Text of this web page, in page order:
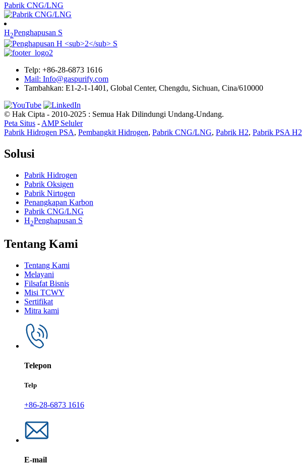
Pabrik CNG/LNG
H2Penghapusan S
Telp: +86-28-6873 1616
Mail: Info@gaspurify.com
Tambahkan: E1-2-1-1401, Global Center, Chengdu, Sichuan, Cina/610000
© Hak Cipta - 2010-2025 : Semua Hak Dilindungi Undang-Undang.
Peta Situs - AMP Seluler
Pabrik Hidrogen PSA, Pembangkit Hidrogen, Pabrik CNG/LNG, Pabrik H2, Pabrik PSA H2
Solusi
Pabrik Hidrogen
Pabrik Oksigen
Pabrik Nirtogen
Penangkapan Karbon
Pabrik CNG/LNG
H2Penghapusan S
Tentang Kami
Tentang Kami
Melayani
Filsafat Bisnis
Misi TCWY
Sertifikat
Mitra kami
Telepon
Telp
+86-28-6873 1616
E-mail